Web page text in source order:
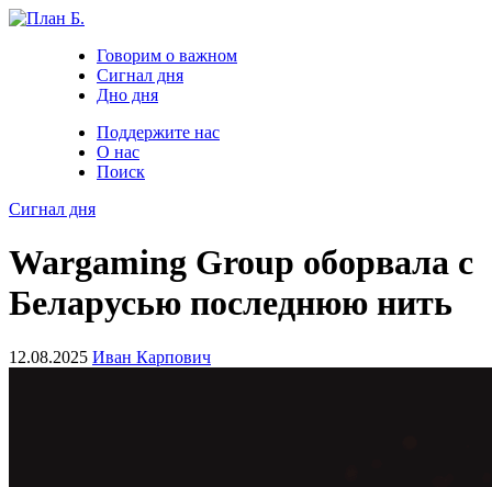
Говорим о важном
Сигнал дня
Дно дня
Поддержите нас
О нас
Поиск
Сигнал дня
Wargaming Group оборвала с
Беларусью последнюю нить
12.08.2025 Иван Карпович